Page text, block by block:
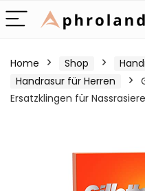
Home Shop
Handrasur für Herren
Ersatzklingen für